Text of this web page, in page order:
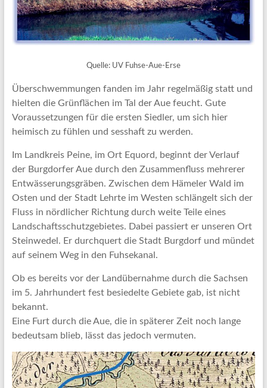
Quelle: UV Fuhse-Aue-Erse
Überschwemmungen fanden im Jahr regelmäßig statt und
hielten die Grünflächen im Tal der Aue feucht. Gute
Voraussetzungen für die ersten Siedler, um sich hier
heimisch zu fühlen und sesshaft zu werden.
Im Landkreis Peine, im Ort Equord, beginnt der Verlauf
der Burgdorfer Aue durch den Zusammenfluss mehrerer
Entwässerungsgräben. Zwischen dem Hämeler Wald im
Osten und der Stadt Lehrte im Westen schlängelt sich der
Fluss in nördlicher Richtung durch weite Teile eines
Landschaftsschutzgebietes. Dabei passiert er unseren Ort
Steinwedel. Er durchquert die Stadt Burgdorf und mündet
auf seinem Weg in den Fuhsekanal.
Ob es bereits vor der Landübernahme durch die Sachsen
im 5. Jahrhundert fest besiedelte Gebiete gab, ist nicht
bekannt.
Eine Furt durch die Aue, die in späterer Zeit noch lange
bedeutsam blieb, lässt das jedoch vermuten.